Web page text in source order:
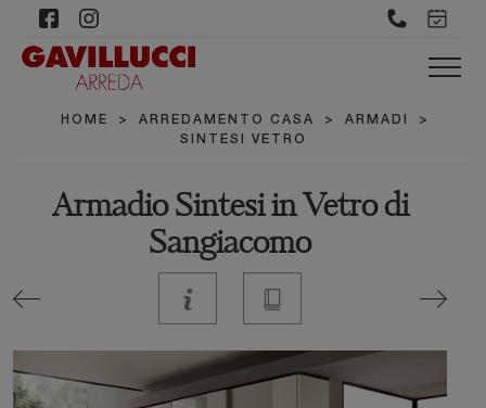
HOME > ARREDAMENTO CASA > ARMADI
>
SINTESI VETRO
Armadio Sintesi in Vetro di
Sangiacomo